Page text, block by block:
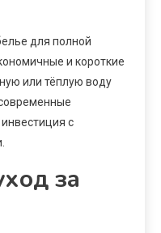
для полной
и короткие
или тёплую воду
с
за